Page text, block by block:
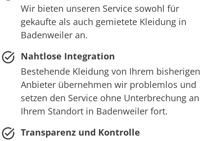
Wir bieten unseren Service sowohl für
gekaufte als auch gemietete Kleidung in
Badenweiler an.
Nahtlose Integration
Bestehende Kleidung von Ihrem bisherigen
Anbieter übernehmen wir problemlos und
setzen den Service ohne Unterbrechung an
Ihrem Standort in Badenweiler fort.
Transparenz und Kontrolle